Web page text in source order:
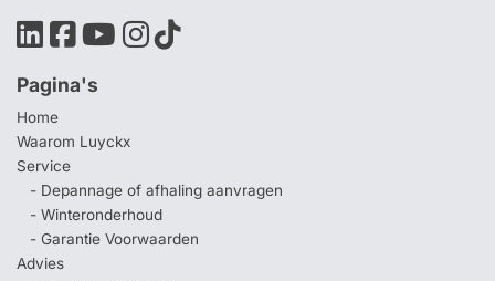
Pagina's
Home
Waarom Luyckx
Service
- Depannage of afhaling aanvragen
- Winteronderhoud
- Garantie Voorwaarden
Advies